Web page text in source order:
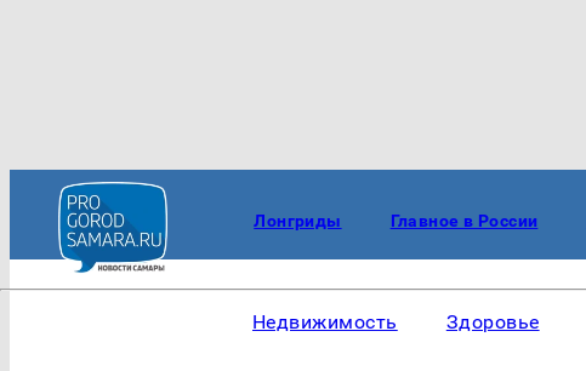
Лонгриды Главное в России
Недвижимость Здоровье